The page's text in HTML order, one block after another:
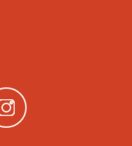
Fenster)